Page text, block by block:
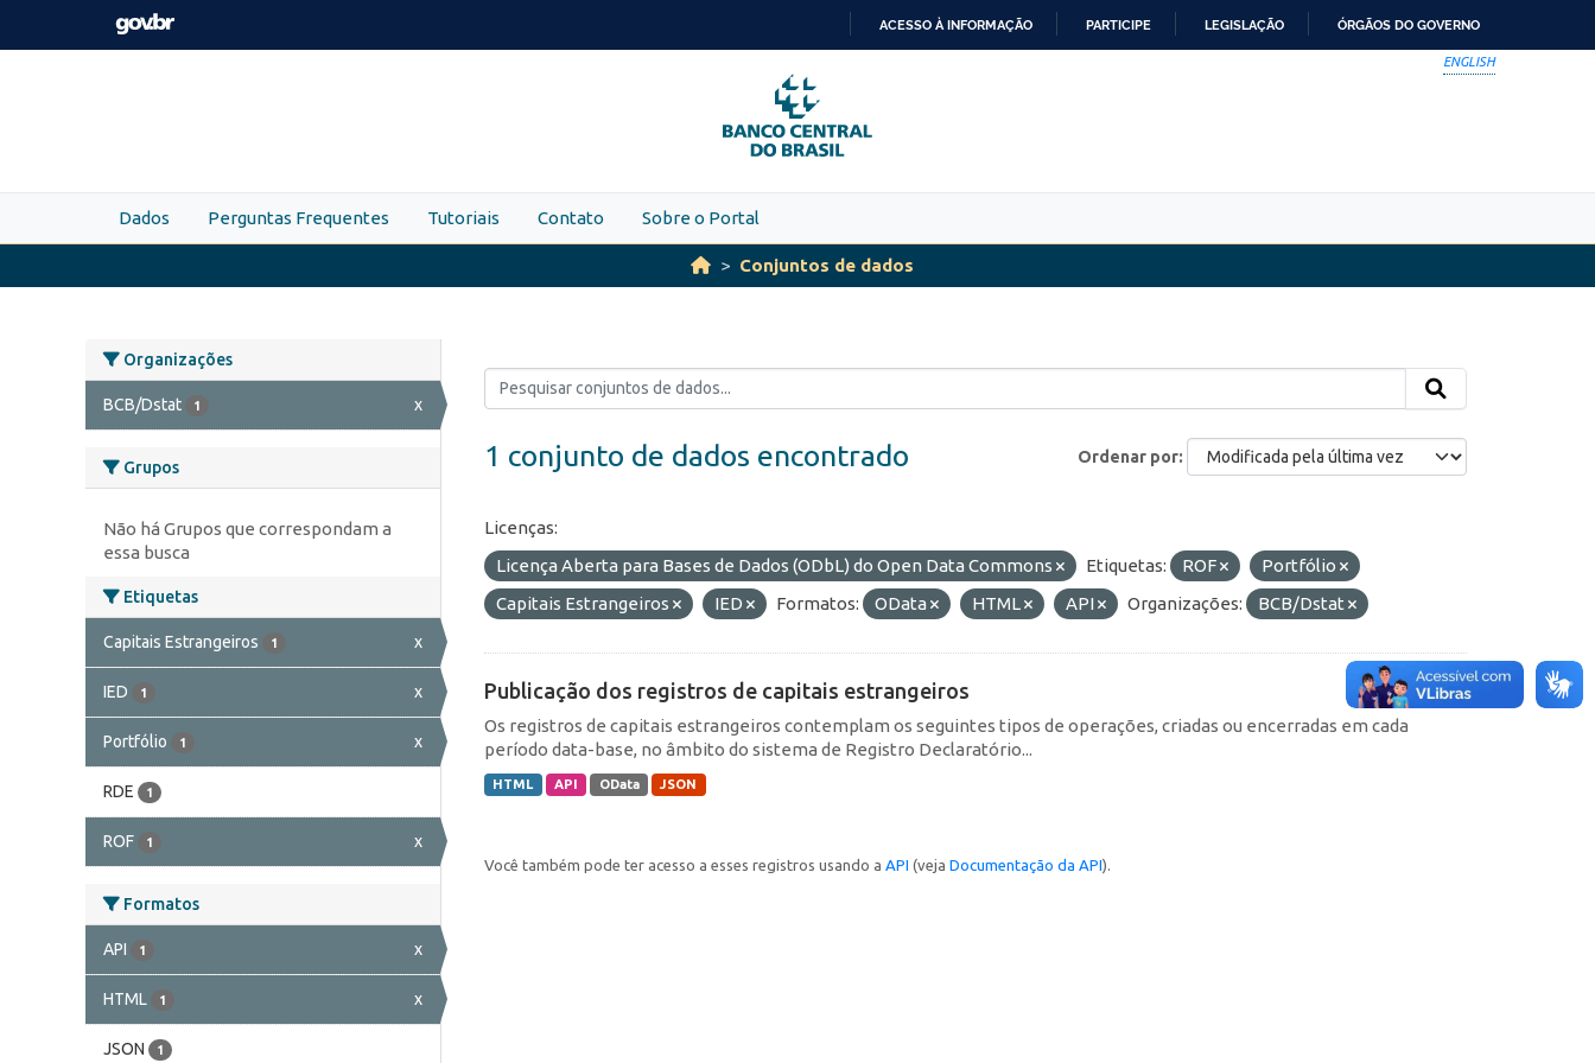
Skip to main content
PARA
O
CONTEÚDO
ACESSO À INFORMAÇÃO PARTICIPE LEGISLAÇÃO ÓRGÃOS DO GOVERNO
ENGLISH
Dados Perguntas Frequentes Tutoriais Contato Sobre o Portal
Conjuntos de dados
Organizações
BCB/Dstat 1 x
Grupos
Não há Grupos que correspondam a
essa busca
Etiquetas
Capitais Estrangeiros 1 x
IED 1 x
Portfólio 1 x
RDE 1
ROF 1 x
Formatos
API 1 x
HTML 1 x
JSON 1
Ordenar por
1 conjunto de dados encontrado
Licenças:
Licença Aberta para Bases de Dados (ODbL) do Open Data Commons
Etiquetas: ROF
Portfólio
Capitais Estrangeiros
IED Formatos: OData HTML API Organizações: BCB/Dstat
Publicação dos registros de capitais estrangeiros
Os registros de capitais estrangeiros contemplam os seguintes tipos de operações, criadas ou encerradas em cada
período data-base, no âmbito do sistema de Registro Declaratório...
HTML API OData JSON
Você também pode ter acesso a esses registros usando a API (veja Documentação da API).